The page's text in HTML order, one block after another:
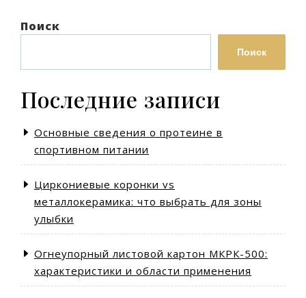
Поиск
Поиск
Последние записи
Основные сведения о протеине в
спортивном питании
Циркониевые коронки vs
металлокерамика: что выбрать для зоны
улыбки
Огнеупорный листовой картон МКРК-500:
характеристики и области применения